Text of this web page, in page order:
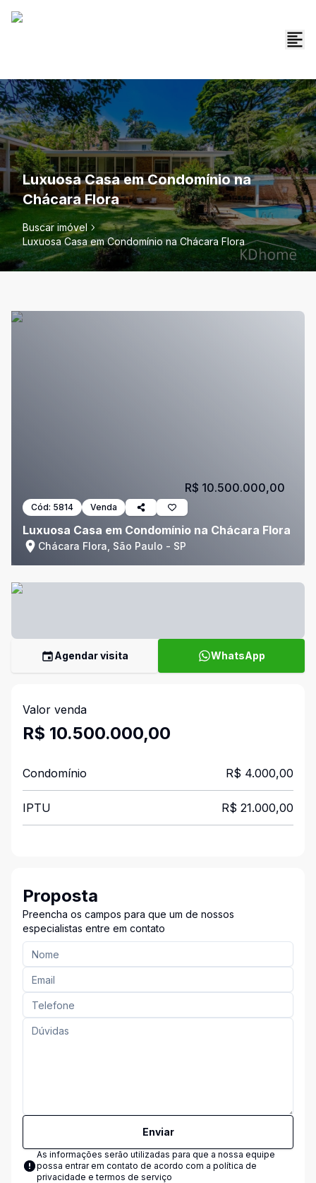
Luxuosa Casa em Condomínio na
Chácara Flora
Buscar imóvel
Luxuosa Casa em Condomínio na Chácara Flora
Cód: 5814 Venda
Luxuosa Casa em Condomínio na Chácara Flora
Chácara Flora, São Paulo - SP
R$ 10.500.000,00
Agendar visita WhatsApp
Valor venda
R$ 10.500.000,00
Condomínio R$ 4.000,00
IPTU R$ 21.000,00
Proposta
Preencha os campos para que um de nossos
especialistas entre em contato
Enviar
As informações serão utilizadas para que a nossa equipe
possa entrar em contato de acordo com a política de
privacidade e termos de serviço